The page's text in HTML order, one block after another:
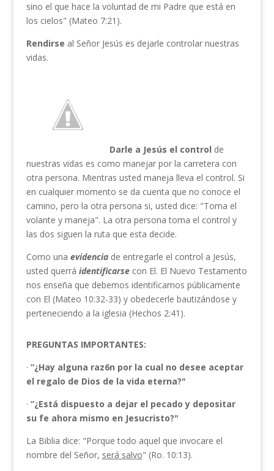
sino el que hace la voluntad de mi Padre que está en
los cielos" (Mateo 7:21).
Rendirse al Señor Jesús es dejarle controlar nuestras
vidas.
Darle a Jesús el control de
nuestras vidas es como manejar por la carretera con
otra persona. Mientras usted maneja lleva el control. Si
en cualquier momento se da cuenta que no conoce el
camino, pero la otra persona si, usted dice: "Toma el
volante y maneja". La otra persona toma el control y
las dos siguen la ruta que esta decide.
Como una evidenciade entregarle el control a Jesús,
usted querrá identificarsecon El. El Nuevo Testamento
nos enseña que debemos identificamos públicamente
con El (Mateo 10:32-33) y obedecerle bautizándose y
perteneciendo a la iglesia (Hechos 2:41).
PREGUNTAS IMPORTANTES:
· “¿Hay alguna raz6n por la cual no desee aceptar
el regalo de Dios de la vida eterna?"
· “¿Está dispuesto a dejar el pecado y depositar
su fe ahora mismo en Jesucristo?"
La Biblia dice: "Porque todo aquel que invocare el
nombre del Señor, será salvo" (Ro. 10:13).